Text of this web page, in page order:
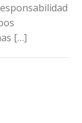
[…]